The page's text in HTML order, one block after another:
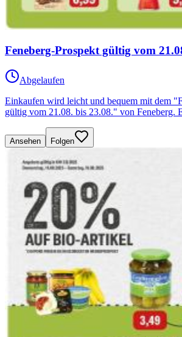
Feneberg-Prospekt gültig vom
Abgelaufen
Einkaufen wird leicht und bequem mit dem
gültig vom 21.08. bis 23.08." von Feneberg.
Ansehen Folgen